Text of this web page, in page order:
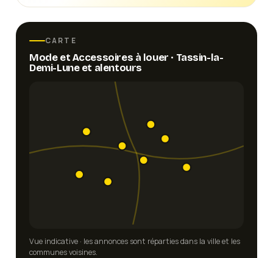
CARTE
Mode et Accessoires à louer · Tassin-la-
Demi-Luneet alentours
Vue indicative · les annonces sont réparties dans la ville et les
communes voisines.